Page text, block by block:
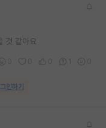
것 같아요
인하기